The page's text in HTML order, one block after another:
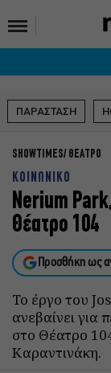
ΠΑΡΑΣΤΑΣΗ
SHOWTIMES ΘΕΑΤΡΟ
ΚΟΙΝΩΝΙΚΟ
Nerium
Θέατρο 104
Προσθήκη ως
Το έργο του
ανεβαίνει για
στο Θέατρο
Καραντινάκη.